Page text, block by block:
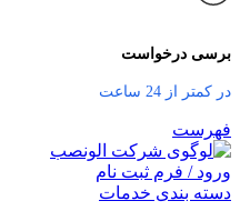
برسی درخواست
در کمتر از 24 ساعت
فهرست
ورود / فرم ثبت نام
دسته بندی خدمات